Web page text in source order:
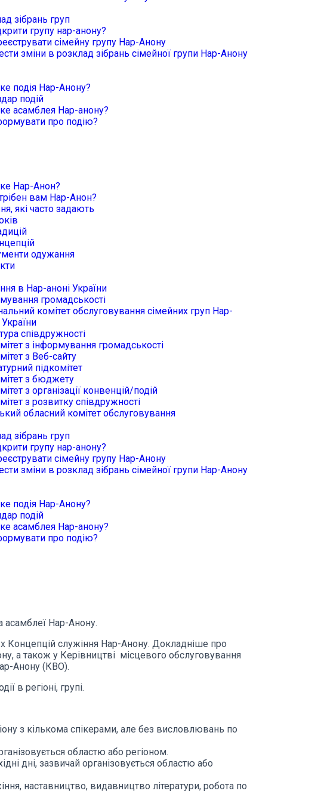
зібрань груп
групу нар-анону?
сімейну групу Нар-Анону
зміни в розклад зібрань сімейної групи Нар-Анону
подія Нар-Анону?
подій
асамблея Нар-анону?
про подію?
Нар-Анон?
вам Нар-Анон?
які часто задають
одужання
в Нар-аноні України
громадськості
комітет обслуговування сімейних груп Нар-
співдружності
з інформування громадськості
з Веб-сайту
підкомітет
з бюджету
з організації конвенцій/подій
з розвитку співдружності
обласний комітет обслуговування
зібрань груп
групу нар-анону?
сімейну групу Нар-Анону
зміни в розклад зібрань сімейної групи Нар-Анону
подія Нар-Анону?
подій
асамблея Нар-анону?
про подію?
асамблеї Нар-Анону.
Концепцій служіння Нар-Анону. Докладніше про
а також у Керівництві місцевого обслуговування
Анону (КВО).
в регіоні, групі.
з кількома спікерами, але без висловлювань по
областю або регіоном.
дні, зазвичай організовується областю або
наставництво, видавництво літератури, робота по